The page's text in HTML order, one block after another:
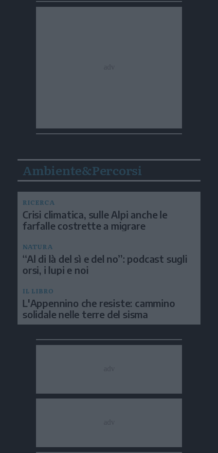
Ambiente&Percorsi
RICERCA
Crisi climatica, sulle Alpi anche le
farfalle costrette a migrare
NATURA
“Al di là del sì e del no”: podcast sugli
orsi, i lupi e noi
IL LIBRO
L'Appennino che resiste: cammino
solidale nelle terre del sisma